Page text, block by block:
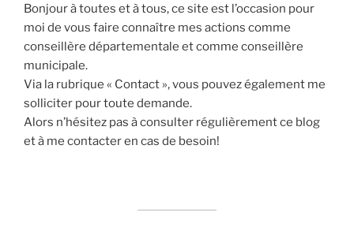
Bonjour à toutes et à tous, ce site est l’occasion pour
moi de vous faire connaître mes actions comme
conseillère départementale et comme conseillère
municipale.
Via la rubrique « Contact », vous pouvez également me
solliciter pour toute demande.
Alors n’hésitez pas à consulter régulièrement ce blog
et à me contacter en cas de besoin!